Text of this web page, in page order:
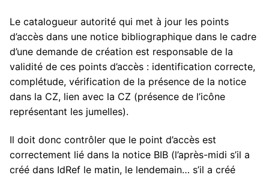
Le catalogueur autorité qui met à jour les points
d’accès dans une notice bibliographique dans le cadre
d’une demande de création est responsable de la
validité de ces points d’accès : identification correcte,
complétude, vérification de la présence de la notice
dans la CZ, lien avec la CZ (présence de l’icône
représentant les jumelles).
Il doit donc contrôler que le point d’accès est
correctement lié dans la notice BIB (l’après-midi s’il a
créé dans IdRef le matin, le lendemain… s’il a créé